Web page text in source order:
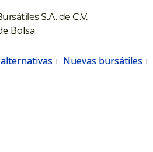
Nuevas bursátiles
Nuevas bursátiles
S.A. de C.V.
Bolsa